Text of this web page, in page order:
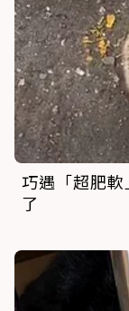
巧遇「超肥
了